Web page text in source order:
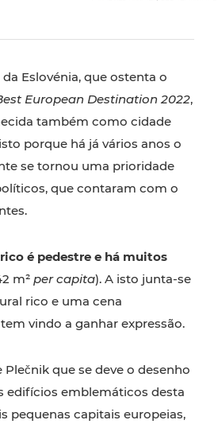
Eslovénia, que ostenta o
European Destination 2022,
também como cidade
porque há já vários anos o
se tornou uma prioridade
que contaram com o
é pedestre e há muitos
m² per capita). A isto junta-se
rico e uma cena
vindo a ganhar expressão.
Plečnik que se deve o desenho
edifícios emblemáticos desta
pequenas capitais europeias,